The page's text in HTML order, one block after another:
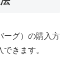
ーグ）の購入方
できます。